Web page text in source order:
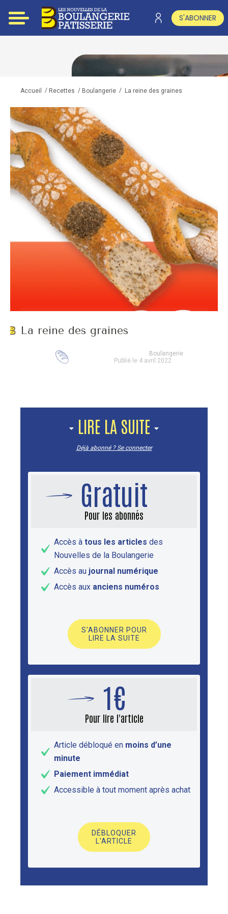
S'ABONNER
Accueil / Recettes / Boulangerie / La reine des graines
La reine des graines
Boulangerie
Publié le 4 avril 2022
LIRE LA SUITE
Déjà abonné ? Se connecter
Gratuit
Pour les abonnés
Accès à tous les articles des
Nouvelles de la Boulangerie
Accès au journal numérique
Accès aux anciens numéros
S'ABONNER POUR
LIRE LA SUITE
1€
Pour lire l'article
Article débloqué en moins d’une
minute
Paiement immédiat
Accessible à tout moment après achat
DÉBLOQUER
L'ARTICLE